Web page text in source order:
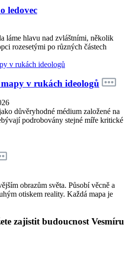
ledovec
láme hlavu nad zvláštními, několik
rozesetými po různých částech
v rukách ideologů
důvěryhodné médium založené na
podrobovány stejné míře kritické
obrazům světa. Působí věcně a
otiskem reality. Každá mapa je
zajistit budoucnost Vesmíru